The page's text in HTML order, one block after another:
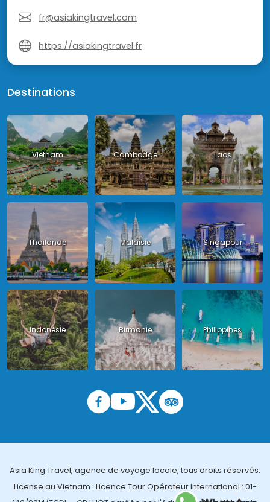
fr@asiakingtravel.com
https://asiakingtravel.fr
Destinations
Vietnam Cambodge Laos
Thailande Malaisie Singapour
Indonésie Birmanie Philippines
Asia King Travel, agence de voyage locale, tous droits réservés.
License au Vietnam : Licence Tour Opérateur International : 01-